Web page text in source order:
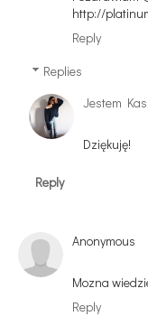
http://
Reply
Replies
Jestem
Dziękuję!
Reply
Anonymous
Mozna
Reply